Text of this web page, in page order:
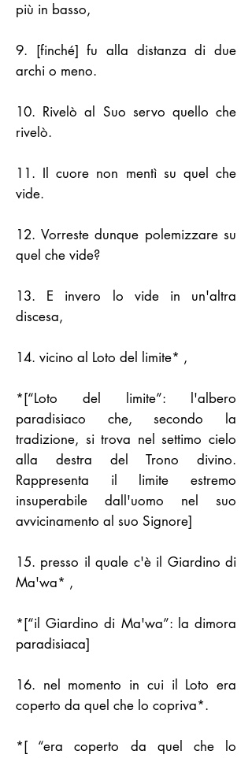
più in basso,
9. [finché] fu alla distanza di due
archi o meno.
10. Rivelò al Suo servo quello che
rivelò.
11. Il cuore non mentì su quel che
vide.
12. Vorreste dunque polemizzare su
quel che vide?
13. E invero lo vide in un'altra
discesa,
14. vicino al Loto del limite* ,
*[“Loto del limite”: l'albero
paradisiaco che, secondo la
tradizione, si trova nel settimo cielo
alla destra del Trono divino.
Rappresenta il limite estremo
insuperabile dall'uomo nel suo
avvicinamento al suo Signore]
15. presso il quale c'è il Giardino di
Ma'wa* ,
*[“il Giardino di Ma'wa”: la dimora
paradisiaca]
16. nel momento in cui il Loto era
coperto da quel che lo copriva*.
*[ “era coperto da quel che lo